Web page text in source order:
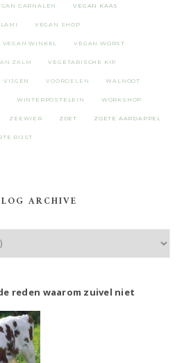
GARNALEN VEGAN KAAS
VEGAN SHOP
VEGAN WINKEL VEGAN WORST
ZALM VEGETARISCHE KIP
VIJGEN VOORDELEN WALNOOT
WINTERPOSTELEIN WORKSHOP
ZEEWIER ZOET ZOETE AARDAPPEL
RIJST
ARCHIVE
reden waarom zuivel niet